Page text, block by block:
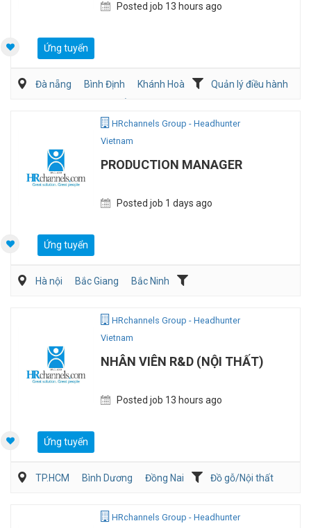
Posted job 13 hours ago
Ứng tuyển
Đà nẵng Bình Định Khánh Hoà
Quản lý điều hành
HRchannels Group - Headhunter
Vietnam
PRODUCTION MANAGER
Posted job 1 days ago
Ứng tuyển
Hà nội Bắc Giang
Bắc Ninh
Kỹ sư Công Nghiệp (IE)/Cải tiến sản xuất
HRchannels Group - Headhunter
Vietnam
NHÂN VIÊN R&D (NỘI THẤT)
Posted job 13 hours ago
Ứng tuyển
TP.HCM Bình Dương Đồng Nai
Đồ gỗ/Nội thất
HRchannels Group - Headhunter